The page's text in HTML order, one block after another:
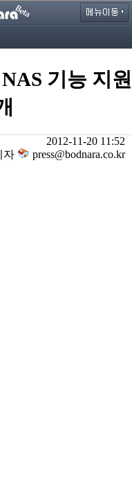
기능 지원
2012-11-20 11:52
자
press@bodnara.co.kr